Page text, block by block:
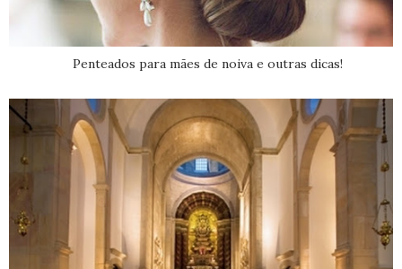
Penteados para mães de noiva e outras dicas!